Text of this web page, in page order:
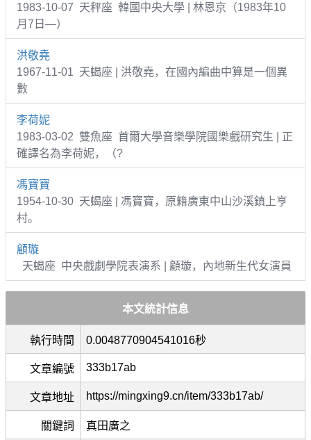
1983-10-07 天秤座 韓國中央大學 | 林恩京（1983年10
月7日—）
洪敬堯
1967-11-01 天蝎座 | 洪敬堯，在國內編曲中算是一個異
數
李荷妮
1983-03-02 雙魚座 首爾大學音樂學院國樂戲研究生 | 正
確譯名為李荷妮，（?
馮寶寶
1954-10-30 天蝎座 | 馮寶寶，原籍廣東中山沙溪鎮上亨
村。
顧璇
天蝎座 中央戲劇學院表演系 | 顧璇，內地新生代女演員
本文統計信息
執行時間 0.0048770904541016秒
文章編號 333b17ab
文章地址 https://mingxing9.cn/item/333b17ab/
關鍵詞 真田廣之